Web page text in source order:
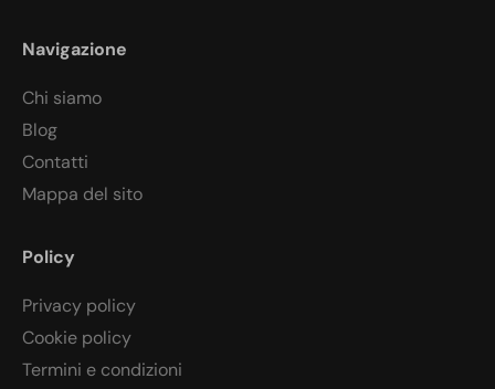
Navigazione
Chi siamo
Blog
Contatti
Mappa del sito
Policy
Privacy policy
Cookie policy
Termini e condizioni